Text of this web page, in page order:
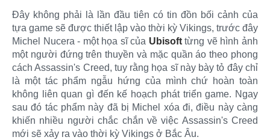
Đây không phải là lần đầu tiên có tin đồn bối cảnh của
tựa game sẽ được thiết lập vào thời kỳ Vikings, trước đây
Michel Nucera - một họa sĩ của Ubisofttừng vẽ hình ảnh
một người đứng trên thuyền và mặc quần áo theo phong
cách Assassin's Creed, tuy rằng họa sĩ này bày tỏ đây chỉ
là một tác phẩm ngẫu hứng của mình chứ hoàn toàn
không liên quan gì đến kế hoạch phát triển game. Ngay
sau đó tác phẩm này đã bị Michel xóa đi, điều này càng
khiến nhiều người chắc chắn về việc Assassin's Creed
mới sẽ xảy ra vào thời kỳ Vikings ở Bắc Âu.